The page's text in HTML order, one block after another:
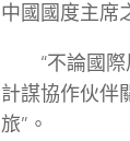
中國國度主席
“不論國
計謀協作伙伴
旅”。